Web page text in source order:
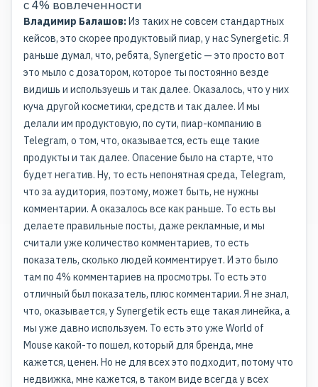
с 4% вовлеченности
Владимир Балашов:Из таких не совсем стандартных
кейсов, это скорее продуктовый пиар, у нас Synergetic. Я
раньше думал, что, ребята, Synergetic — это просто вот
это мыло с дозатором, которое ты постоянно везде
видишь и используешь и так далее. Оказалось, что у них
куча другой косметики, средств и так далее. И мы
делали им продуктовую, по сути, пиар-компанию в
Telegram, о том, что, оказывается, есть еще такие
продукты и так далее. Опасение было на старте, что
будет негатив. Ну, то есть непонятная среда, Telegram,
что за аудитория, поэтому, может быть, не нужны
комментарии. А оказалось все как раньше. То есть вы
делаете правильные посты, даже рекламные, и мы
считали уже количество комментариев, то есть
показатель, сколько людей комментирует. И это было
там по 4% комментариев на просмотры. То есть это
отличный был показатель, плюс комментарии. Я не знал,
что, оказывается, у Synergetik есть еще такая линейка, а
мы уже давно используем. То есть это уже World of
Mouse какой-то пошел, который для бренда, мне
кажется, ценен. Но не для всех это подходит, потому что
недвижка, мне кажется, в таком виде всегда у всех